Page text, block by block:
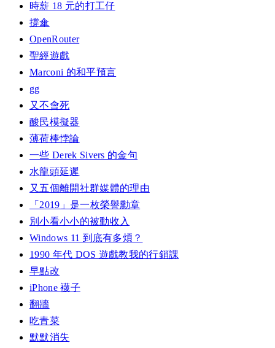
時薪 18 元的打工仔
撐傘
OpenRouter
聖經遊戲
Marconi 的和平預言
gg
又不會死
酸民模擬器
薄荷棒悖論
一些 Derek Sivers 的金句
水龍頭延遲
又五個離開社群媒體的理由
「2019」是一枚榮譽勳章
別小看小小的被動收入
Windows 11 到底有多煩？
1990 年代 DOS 遊戲教我的行銷課
早點改
iPhone 襪子
翻牆
吃青菜
默默消失